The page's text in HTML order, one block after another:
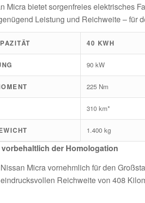
Micra bietet sorgenfreies elektrisches
Leistung und Reichweite – für
40 KWH
90 kW
225 Nm
310 km*
1.400 kg
der Homologation
Micra vornehmlich für den
Reichweite von 408